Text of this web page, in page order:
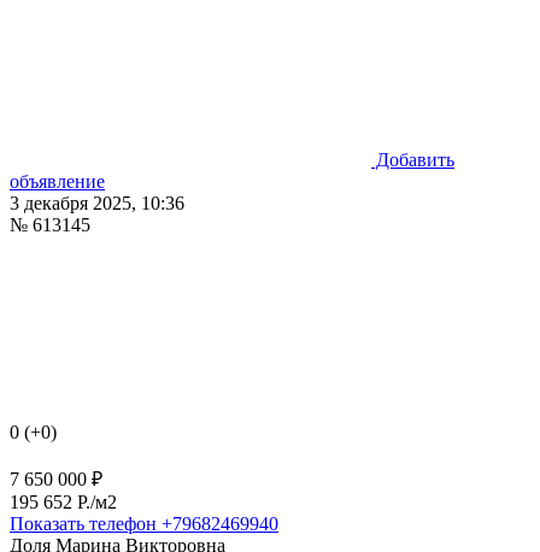
Добавить
объявление
3 декабря 2025, 10:36
№ 613145
0 (+0)
7 650 000 ₽
195 652 P./м2
Показать телефон +79682469940
Доля Марина Викторовна